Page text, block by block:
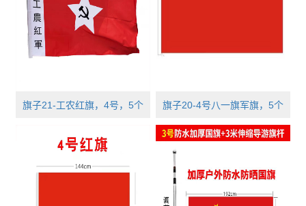
旗子21-工农红旗，4号，5个 旗子20-4号八一旗军旗，5个